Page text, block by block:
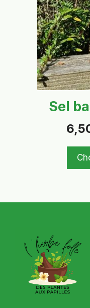
Sel
options
peuvent
choisies